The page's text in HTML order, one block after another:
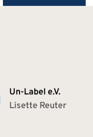
Un-Label e.V.
Lisette Reuter